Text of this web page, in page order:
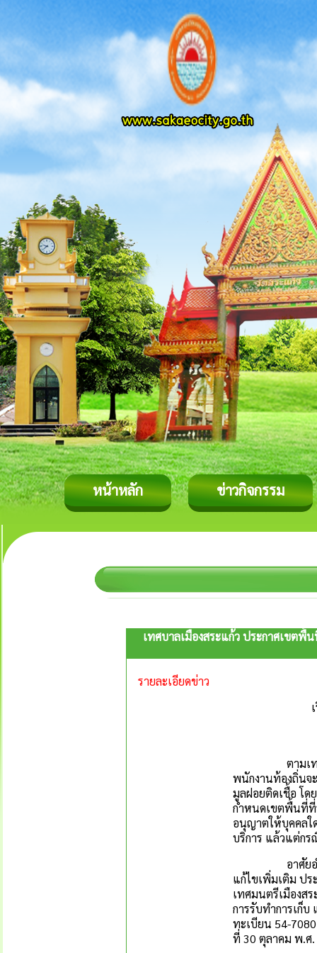
หน้าหลัก ข่าวกิจกรรม
เทศบาลเมืองสระแก้ว ประกาศเขตพื้
รายละเอียดข่าว
ตามเทศบัญญัติ
พนักงานท้องถิ่นจ
มูลฝอยติดเชื้อ โด
กำหนดเขตพื้นที่ที่
อนุญาตให้บุคคลใ
บริการ แล้วแต่ก
อาศัยอำนาจต
แก้ไขเพิ่มเติม ปร
เทศมนตรีเมืองส
การรับทำการเก็
ทะเบียน 54-
ที่ 30 ตุลาคม พ.ศ